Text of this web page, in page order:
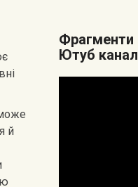
й
Фрагменти
Ютуб